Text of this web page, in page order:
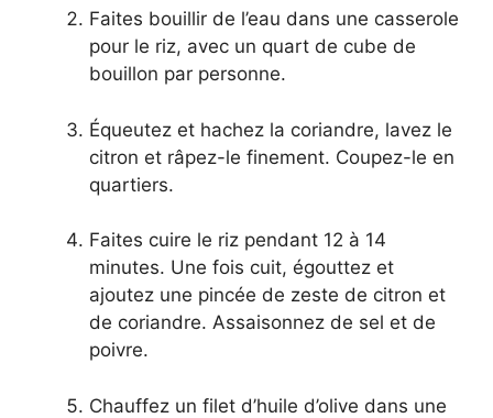
Faites bouillir de l’eau dans une casserole
pour le riz, avec un quart de cube de
bouillon par personne.
Équeutez et hachez la coriandre, lavez le
citron et râpez-le finement. Coupez-le en
quartiers.
Faites cuire le riz pendant 12 à 14
minutes. Une fois cuit, égouttez et
ajoutez une pincée de zeste de citron et
de coriandre. Assaisonnez de sel et de
poivre.
Chauffez un filet d’huile d’olive dans une